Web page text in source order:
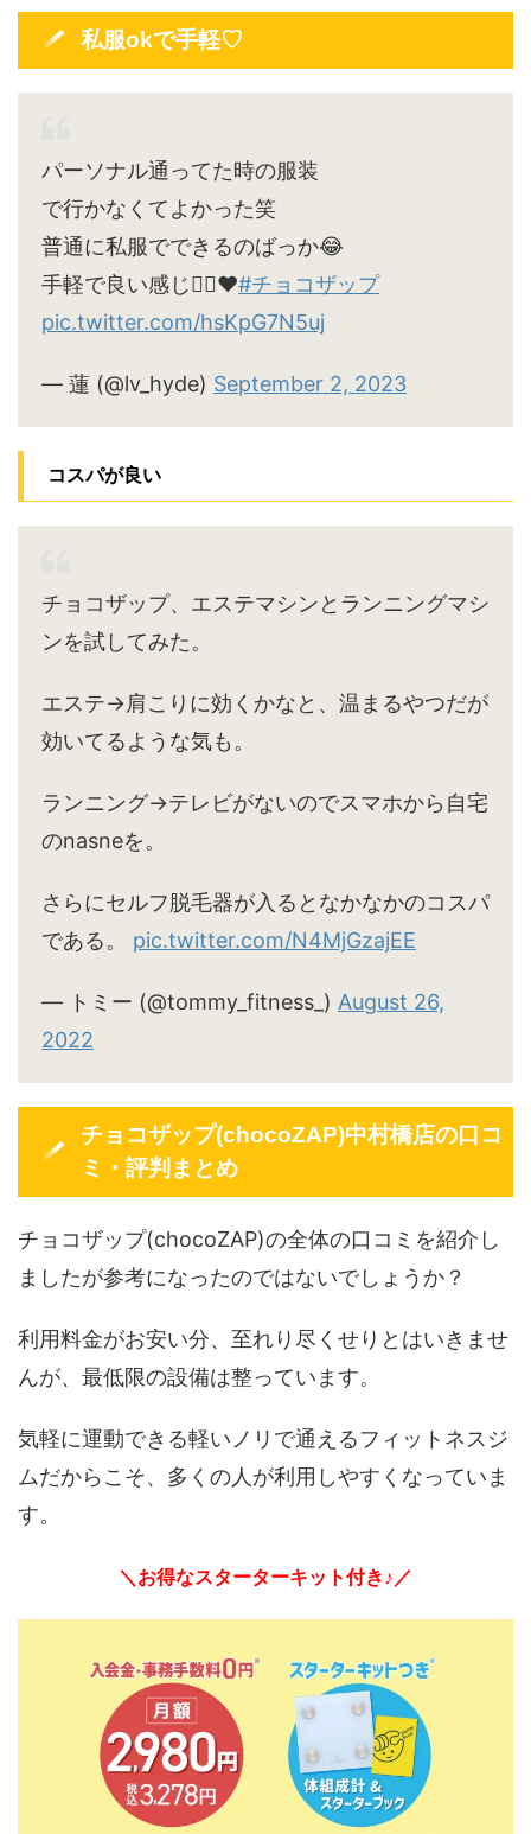
私服okで手軽♡
パーソナル通ってた時の服装
で行かなくてよかった笑
普通に私服でできるのばっか😂
手軽で良い感じ🙆‍♀️♥#チョコザップ
pic.twitter.com/hsKpG7N5uj
— 蓮 (@lv_hyde) September 2, 2023
コスパが良い
チョコザップ、エステマシンとランニングマシ
ンを試してみた。
エステ→肩こりに効くかなと、温まるやつだが
効いてるような気も。
ランニング→テレビがないのでスマホから自宅
のnasneを。
さらにセルフ脱毛器が入るとなかなかのコスパ
である。 pic.twitter.com/N4MjGzajEE
— トミー (@tommy_fitness_) August 26,
2022
チョコザップ(chocoZAP)中村橋店の口コ
ミ・評判まとめ
チョコザップ(chocoZAP)の全体の口コミを紹介し
ましたが参考になったのではないでしょうか？
利用料金がお安い分、至れり尽くせりとはいきませ
んが、最低限の設備は整っています。
気軽に運動できる軽いノリで通えるフィットネスジ
ムだからこそ、多くの人が利用しやすくなっていま
す。
＼お得なスターターキット付き♪／